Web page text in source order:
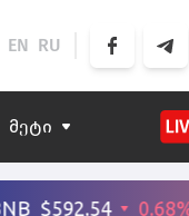
EN RU
მეტი